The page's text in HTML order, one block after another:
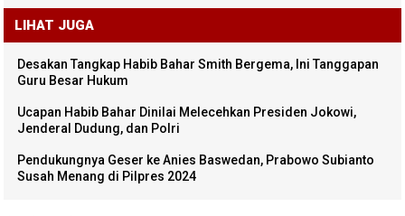
LIHAT JUGA
Desakan Tangkap Habib Bahar Smith Bergema, Ini Tanggapan
Guru Besar Hukum
Ucapan Habib Bahar Dinilai Melecehkan Presiden Jokowi,
Jenderal Dudung, dan Polri
Pendukungnya Geser ke Anies Baswedan, Prabowo Subianto
Susah Menang di Pilpres 2024